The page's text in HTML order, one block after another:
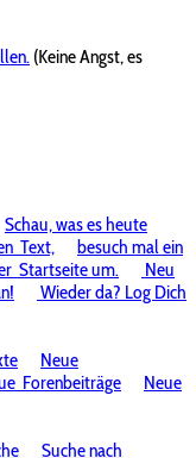
(Keine Angst, es
Schau, was es heute
Text,
besuch mal ein
Startseite um.
Neu
Wieder da? Log Dich
Neue
Forenbeiträge
Neue
Suche nach